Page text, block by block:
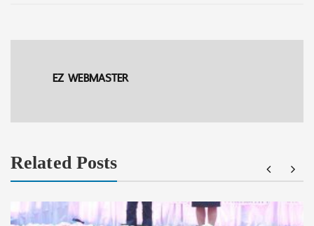
EZ WEBMASTER
Related Posts